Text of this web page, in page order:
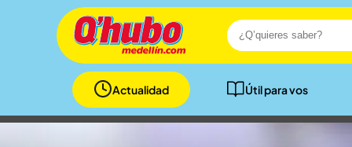
Actualidad Útil para vos